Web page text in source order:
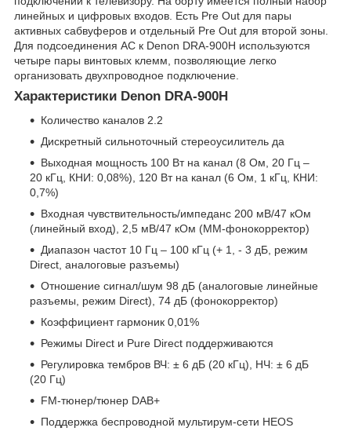
линейных и цифровых входов. Есть Pre Out для пары
активных сабвуферов и отдельный Pre Out для второй зоны.
Для подсоединения АС к Denon DRA-900H используются
четыре пары винтовых клемм, позволяющие легко
организовать двухпроводное подключение.
Характеристики Denon DRA-900H
Количество каналов 2.2
Дискретный сильноточный стереоусилитель да
Выходная мощность 100 Вт на канал (8 Ом, 20 Гц –
20 кГц, КНИ: 0,08%), 120 Вт на канал (6 Ом, 1 кГц, КНИ:
0,7%)
Входная чувствительность/импеданс 200 мВ/47 кОм
(линейный вход), 2,5 мВ/47 кОм (MM-фонокорректор)
Диапазон частот 10 Гц – 100 кГц (+ 1, - 3 дБ, режим
Direct, аналоговые разъемы)
Отношение сигнал/шум 98 дБ (аналоговые линейные
разъемы, режим Direct), 74 дБ (фонокорректор)
Коэффициент гармоник 0,01%
Режимы Direct и Pure Direct поддерживаются
Регулировка тембров ВЧ: ± 6 дБ (20 кГц), НЧ: ± 6 дБ
(20 Гц)
FM-тюнер/тюнер DAB+
Поддержка беспроводной мультирум-сети HEOS